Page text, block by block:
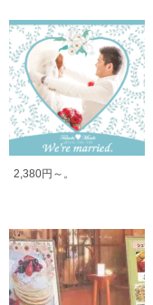
2,380円～。